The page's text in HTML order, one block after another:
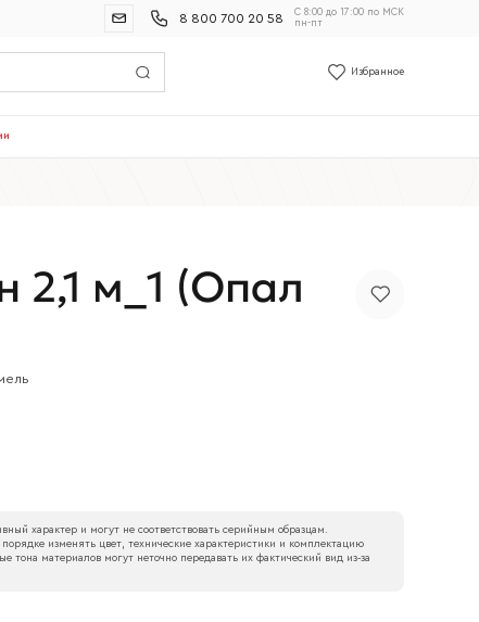
8 800 700 20 58
С 8:00 до 17:00 по МСК
пн-пт
Избранное
2,1 м_1 (Опал
характер и могут не соответствовать серийным образцам.
изменять цвет, технические характеристики и комплектацию
тона материалов могут неточно передавать их фактический вид из‑за